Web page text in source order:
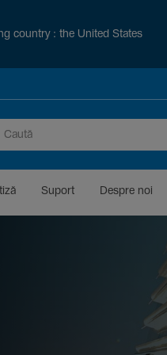
country : the United States
Suport Despre noi